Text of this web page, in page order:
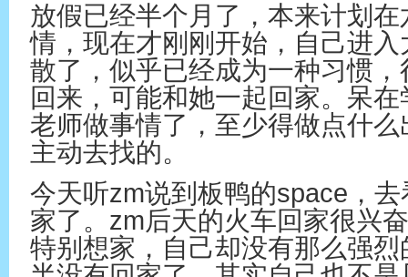
放假已经半个月了，本来计划
情，现在才刚刚开始，自己进
散了，似乎已经成为一种习惯
回来，可能和她一起回家。呆
老师做事情了，至少得做点什
主动去找的。
今天听zm说到板鸭的space，
家了。zm后天的火车回家很兴
特别想家，自己却没有那么强